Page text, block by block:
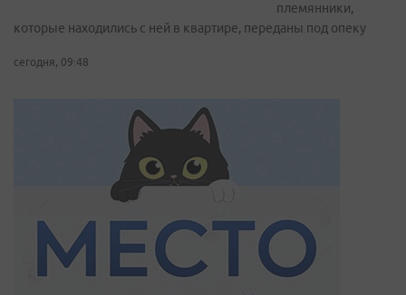
племянники,
которые находились с ней в квартире, переданы под опеку
сегодня, 09:48